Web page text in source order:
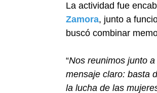
La actividad fue
Zamora, junto a
buscó combinar
“Nos reunimos junto
mensaje claro: basta
la lucha de las